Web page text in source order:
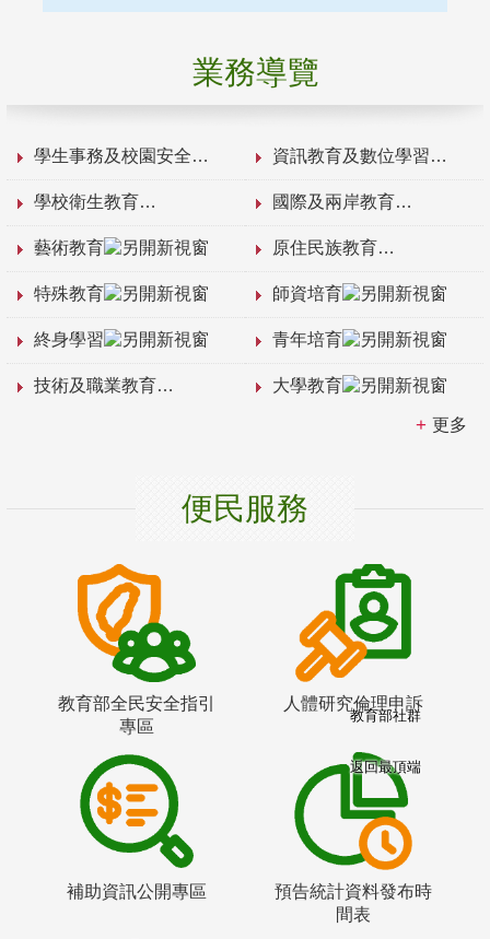
業務導覽
學生事務及校園安全 資訊教育及數位學習
學校衛生教育 國際及兩岸教育
藝術教育 原住民族教育
特殊教育 師資培育
終身學習 青年培育
技術及職業教育 大學教育
更多
便民服務
教育部全民安全指引
專區
人體研究倫理申訴
補助資訊公開專區
預告統計資料發布時
間表
教育部社群
返回最頂端